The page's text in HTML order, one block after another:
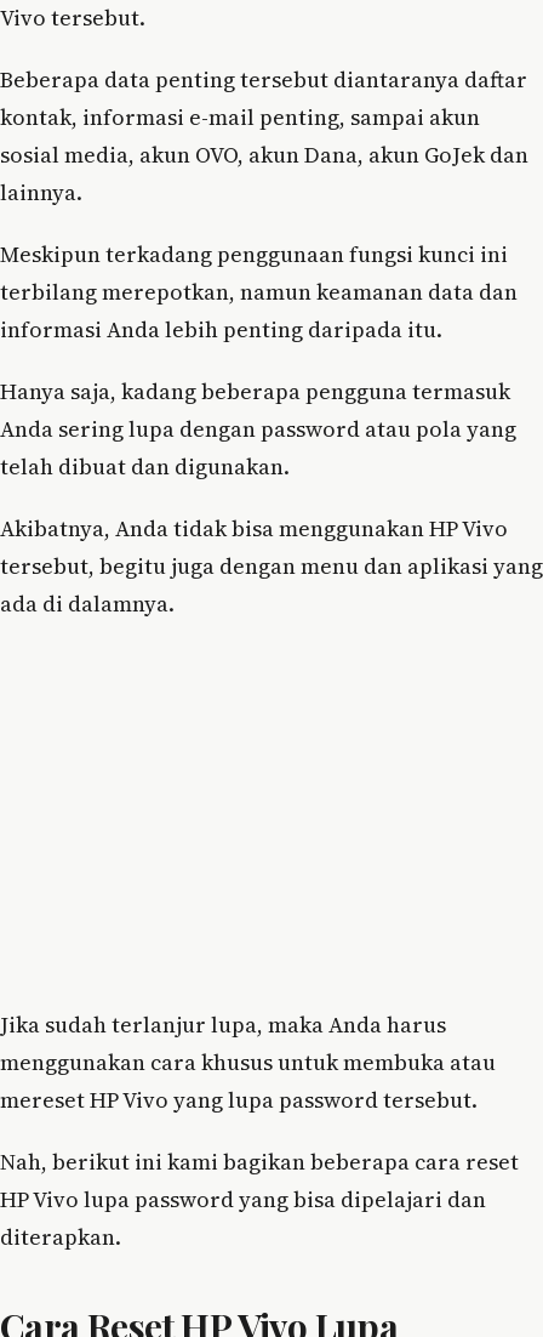
Vivo tersebut.
Beberapa data penting tersebut diantaranya daftar
kontak, informasi e-mail penting, sampai akun
sosial media, akun OVO, akun Dana, akun GoJek dan
lainnya.
Meskipun terkadang penggunaan fungsi kunci ini
terbilang merepotkan, namun keamanan data dan
informasi Anda lebih penting daripada itu.
Hanya saja, kadang beberapa pengguna termasuk
Anda sering lupa dengan password atau pola yang
telah dibuat dan digunakan.
Akibatnya, Anda tidak bisa menggunakan HP Vivo
tersebut, begitu juga dengan menu dan aplikasi yang
ada di dalamnya.
Jika sudah terlanjur lupa, maka Anda harus
menggunakan cara khusus untuk membuka atau
mereset HP Vivo yang lupa password tersebut.
Nah, berikut ini kami bagikan beberapa cara reset
HP Vivo lupa password yang bisa dipelajari dan
diterapkan.
Cara Reset HP Vivo Lupa